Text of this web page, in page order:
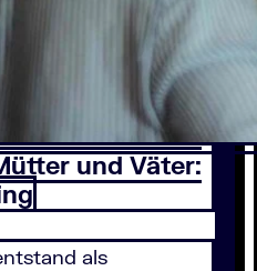
und Väter:
als